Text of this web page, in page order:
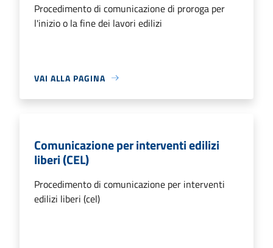
Procedimento di comunicazione di proroga per
l'inizio o la fine dei lavori edilizi
VAI ALLA PAGINA
Comunicazione per interventi edilizi
liberi (CEL)
Procedimento di comunicazione per interventi
edilizi liberi (cel)